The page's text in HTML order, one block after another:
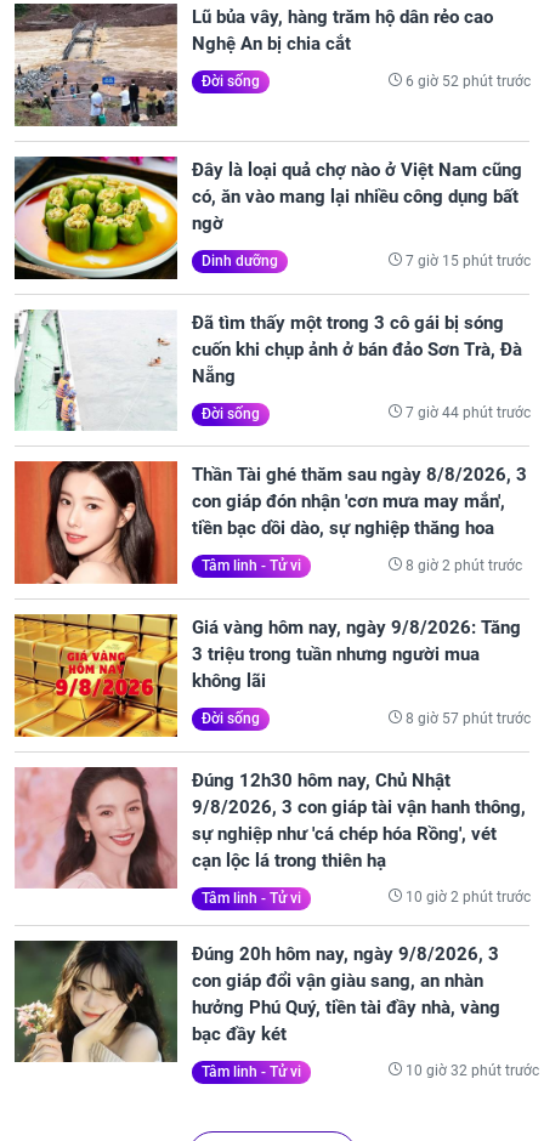
Lũ bủa vây, hàng trăm hộ dân rẻo cao
Nghệ An bị chia cắt
Đời sống 6 giờ 52 phút trước
Đây là loại quả chợ nào ở Việt Nam cũng
có, ăn vào mang lại nhiều công dụng bất
ngờ
Dinh dưỡng 7 giờ 15 phút trước
Đã tìm thấy một trong 3 cô gái bị sóng
cuốn khi chụp ảnh ở bán đảo Sơn Trà, Đà
Nẵng
Đời sống 7 giờ 44 phút trước
Thần Tài ghé thăm sau ngày 8/8/2026, 3
con giáp đón nhận 'cơn mưa may mắn',
tiền bạc dồi dào, sự nghiệp thăng hoa
Tâm linh - Tử vi 8 giờ 2 phút trước
Giá vàng hôm nay, ngày 9/8/2026: Tăng
3 triệu trong tuần nhưng người mua
không lãi
Đời sống 8 giờ 57 phút trước
Đúng 12h30 hôm nay, Chủ Nhật
9/8/2026, 3 con giáp tài vận hanh thông,
sự nghiệp như 'cá chép hóa Rồng', vét
cạn lộc lá trong thiên hạ
Tâm linh - Tử vi 10 giờ 2 phút trước
Đúng 20h hôm nay, ngày 9/8/2026, 3
con giáp đổi vận giàu sang, an nhàn
hưởng Phú Quý, tiền tài đầy nhà, vàng
bạc đầy két
Tâm linh - Tử vi 10 giờ 32 phút trước